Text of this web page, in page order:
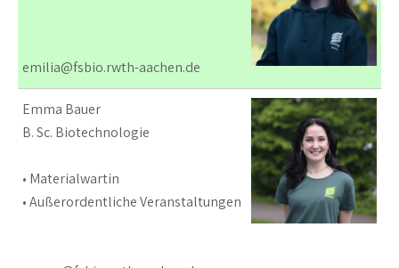
emilia@fsbio.rwth-aachen.de
Emma Bauer
B. Sc. Biotechnologie
• Materialwartin
• Außerordentliche Veranstaltungen